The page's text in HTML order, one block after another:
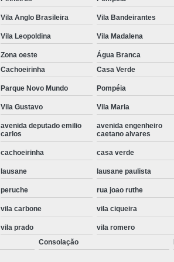
Vila Anglo Brasileira Vila Bandeirantes
Vila Leopoldina Vila Madalena
Zona oeste
Água Branca
Cachoeirinha Casa Verde
Parque Novo Mundo Pompéia
Vila Gustavo Vila Maria
avenida deputado emilio
carlos
avenida engenheiro
caetano alvares
cachoeirinha casa verde
lausane lausane paulista
peruche rua joao ruthe
vila carbone vila ciqueira
vila prado vila romero
Consolação